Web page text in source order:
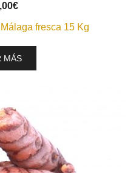
€
fresca 15 Kg
MÁS